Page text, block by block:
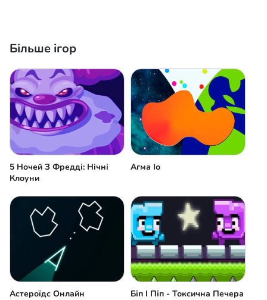
Більше ігор
5 Ночей З Фредді: Нічні
Клоуни
Агма Іо
Астероїдс Онлайн Біп І Піп - Токсична Печера